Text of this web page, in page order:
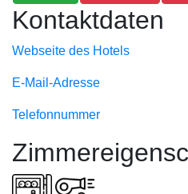
Kontaktdaten
Webseite des Hotels
E-Mail-Adresse
Telefonnummer